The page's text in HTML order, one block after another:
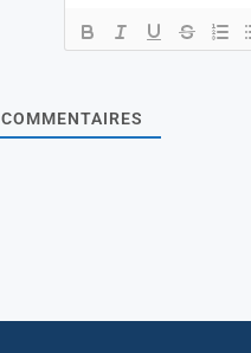
COMMENTAIRES